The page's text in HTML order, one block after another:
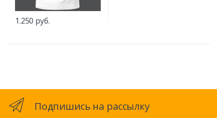
1.250 руб.
Подпишись на рассылку